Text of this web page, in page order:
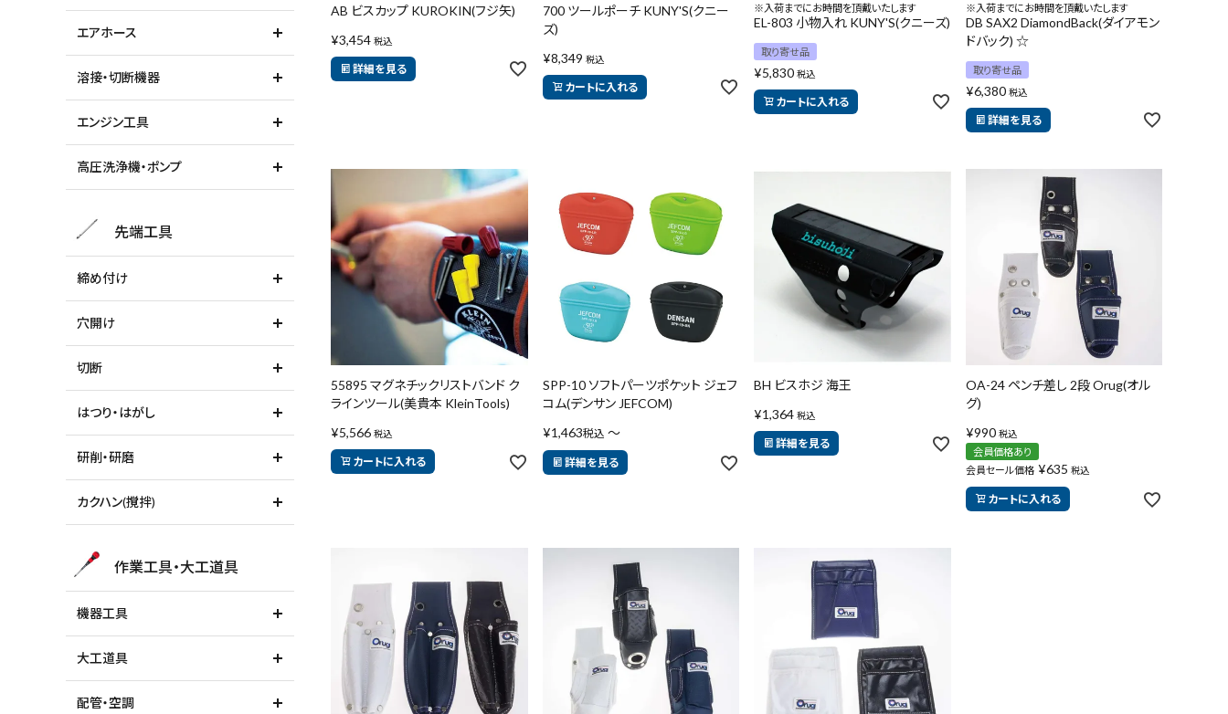
キーワードから探す
カテゴリーから探す ブランドから探す
価格から探す
エアホース
溶接・切断機器
エンジン工具
高圧洗浄機・ポンプ
先端工具
締め付け
穴開け
切断
はつり・はがし
研削・研磨
カクハン(撹拌)
作業工具・大工道具
機器工具
大工道具
配管・空調
AB ビスカップ KUROKIN(フジ矢)
¥3,454 税込
詳細を見る
700 ツールポーチ KUNY'S(クニー
ズ)
¥8,349 税込
カートに入れる
※入荷までにお時間を頂戴いたします
EL-803 小物入れ KUNY'S(クニーズ)
取り寄せ品
¥5,830 税込
カートに入れる
※入荷までにお時間を頂戴いたします
DB SAX2 DiamondBack(ダイアモン
ドバック) ☆
取り寄せ品
¥6,380 税込
詳細を見る
55895 マグネチックリストバンド ク
ラインツール(美貴本 KleinTools)
¥5,566 税込
カートに入れる
SPP-10 ソフトパーツポケット ジェフ
コム(デンサン JEFCOM)
¥1,463税込 〜
詳細を見る
BH ビスホジ 海王
¥1,364 税込
詳細を見る
OA-24 ペンチ差し 2段 Orug(オル
グ)
¥990 税込
会員価格あり
会員セール価格 ¥635 税込
カートに入れる